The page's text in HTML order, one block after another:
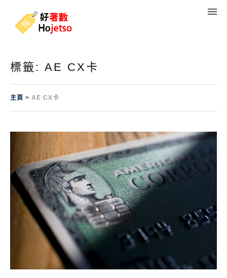
標籤: AE CX卡
主頁 > AE CX卡